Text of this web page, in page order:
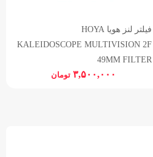
فیلتر لنز هویا HOYA
KALEIDOSCOPE MULTIVISION 2F
49MM FILTER
۳,۵۰۰,۰۰۰ تومان